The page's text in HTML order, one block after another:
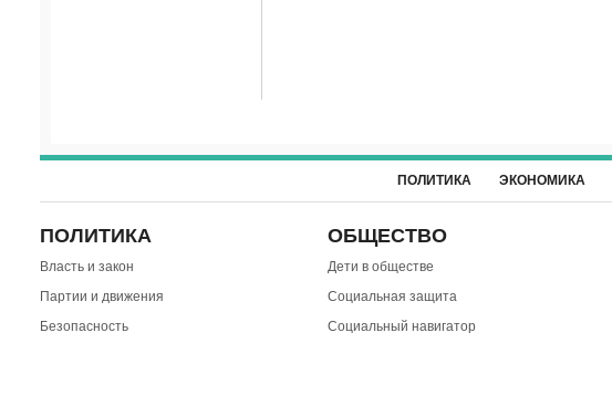
ПОЛИТИКА ЭКОНОМИКА
ПОЛИТИКА
Власть и закон
Партии и движения
Безопасность
ОБЩЕСТВО
Дети в обществе
Социальная защита
Социальный навигатор